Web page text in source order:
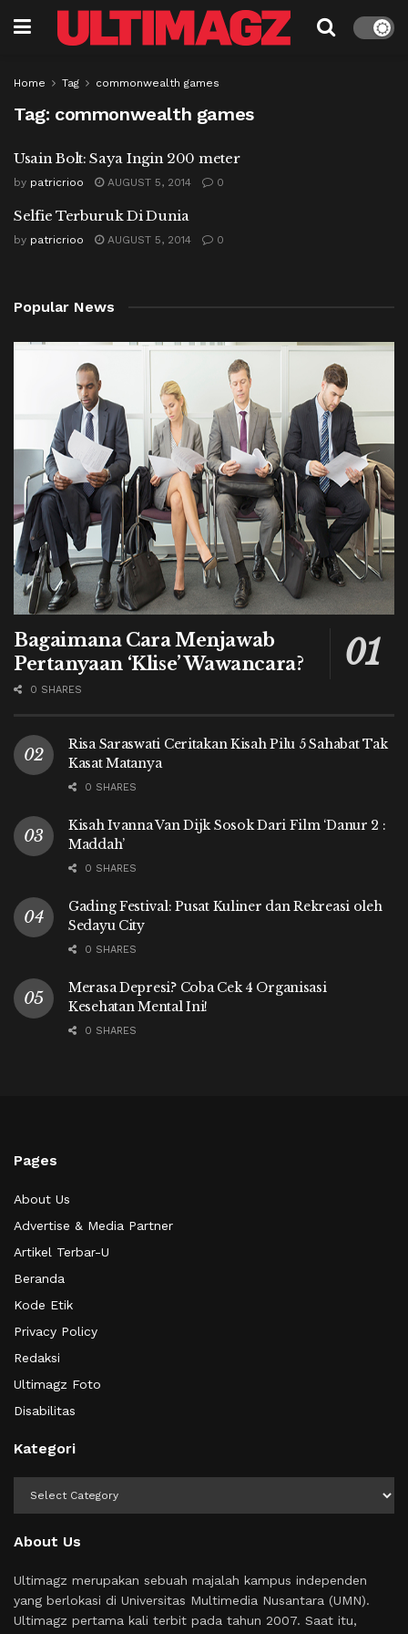
Home Tag commonwealth games
Tag: commonwealth games
Usain Bolt: Saya Ingin 200 meter
by patricrioo AUGUST 5, 2014 0
Selfie Terburuk Di Dunia
by patricrioo AUGUST 5, 2014 0
Popular News
Bagaimana Cara Menjawab
Pertanyaan ‘Klise’ Wawancara?
0 SHARES
Risa Saraswati Ceritakan Kisah Pilu 5 Sahabat Tak
Kasat Matanya
0 SHARES
Kisah Ivanna Van Dijk Sosok Dari Film ‘Danur 2 :
Maddah’
0 SHARES
Gading Festival: Pusat Kuliner dan Rekreasi oleh
Sedayu City
0 SHARES
Merasa Depresi? Coba Cek 4 Organisasi
Kesehatan Mental Ini!
0 SHARES
Pages
About Us
Advertise & Media Partner
Artikel Terbar-U
Beranda
Kode Etik
Privacy Policy
Redaksi
Ultimagz Foto
Disabilitas
Kategori
About Us
Ultimagz merupakan sebuah majalah kampus independen
yang berlokasi di Universitas Multimedia Nusantara (UMN).
Ultimagz pertama kali terbit pada tahun 2007. Saat itu,